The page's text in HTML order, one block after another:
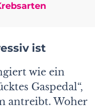
ist
wie ein
Gaspedal“,
antreibt. Woher